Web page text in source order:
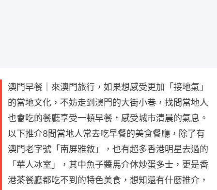
澳門早餐｜來澳門旅行，如果想感受更加「接地氣」
的當地文化，不妨走到澳門的大街小巷，找間當地人
也會吃的餐廳享受一頓早餐，感受城市清晨的氣息。
以下推介8間當地人常去吃早餐的美食餐廳，除了有
澳門老字號「南屏雅敘」，也有超多香港明星去過的
「華人冰室」，其中魚子醬馬介休炒蛋多士，更是香
港茶餐廳都吃不到的特色美食，想知還有什麼推介，